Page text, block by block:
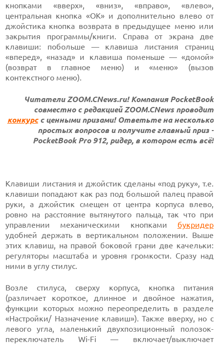
кнопками «вверх», «вниз», «вправо», «влево»,
центральная кнопка «ОК» и дополнительно влево от
джойстика кнопка возврата в предыдущее меню или
закрытия программы/книги. Справа от экрана две
клавиши: побольше — клавиша листания страниц
«вперед», «назад» и клавиша поменьше — «домой»
(возврат в главное меню) и «меню» (вызов
контекстного меню).
Читатели ZOOM.CNews.ru! Компания PocketBook
совместно с редакцией ZOOM.CNews проводит
конкурсс ценными призами! Ответьте на несколько
простых вопросов и получите главный приз -
PocketBook Pro 912, ридер, в котором есть всё!
Клавиши листания и джойстик сделаны «под руку», т.е.
клавиши попадают как раз под большой палец правой
руки, а джойстик смещен от центра корпуса влево,
ровно на расстояние вытянутого пальца, так что при
управлении механическими кнопками букридер
удобней держать в вертикальном положении. Выше
этих клавиш, на правой боковой грани две качельки:
регуляторы масштаба и уровня громкости. Сразу над
ними в углу стилус.
Возле стилуса, сверху корпуса, кнопка питания
(различает короткое, длинное и двойное нажатия,
функции которых можно переопределить в разделе
«Настройки/ Назначение клавиш»). Также вверху, но с
левого угла, маленький двухпозиционный полозок-
переключатель Wi-Fi — включает/выключает